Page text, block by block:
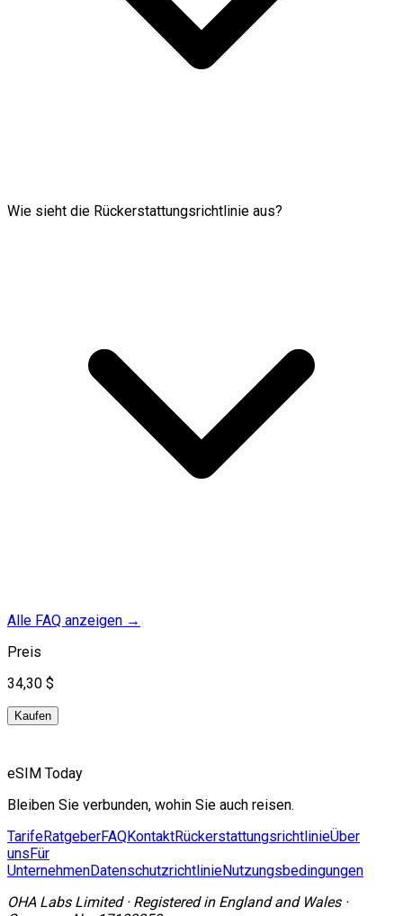
Wie sieht die Rückerstattungsrichtlinie aus?
Alle FAQ anzeigen →
Preis
34,30 $
Kaufen
eSIM Today
Bleiben Sie verbunden, wohin Sie auch reisen.
TarifeRatgeberFAQKontaktRückerstattungsrichtlinieÜber
uns Für
UnternehmenDatenschutzrichtlinieNutzungsbedingungen
OHA Labs Limited· Registered in England and Wales·